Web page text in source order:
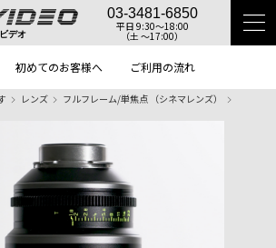
デオ
03-3481-6850
平日 9:30〜18:00
（土 〜17:00）
初めてのお客様へ ご利用の流れ
レンズ
フルフレーム/単焦点 （シネマレンズ）